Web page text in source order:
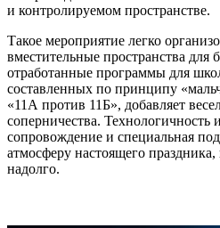
и контролируемом пространстве.
Такое мероприятие легко
вместительные пространства для
отработанные программы для
составленных по принципу
«11А против 11Б», добавляет
соперничества. Технологичность
сопровождение и специальная
атмосферу настоящего
надолго.